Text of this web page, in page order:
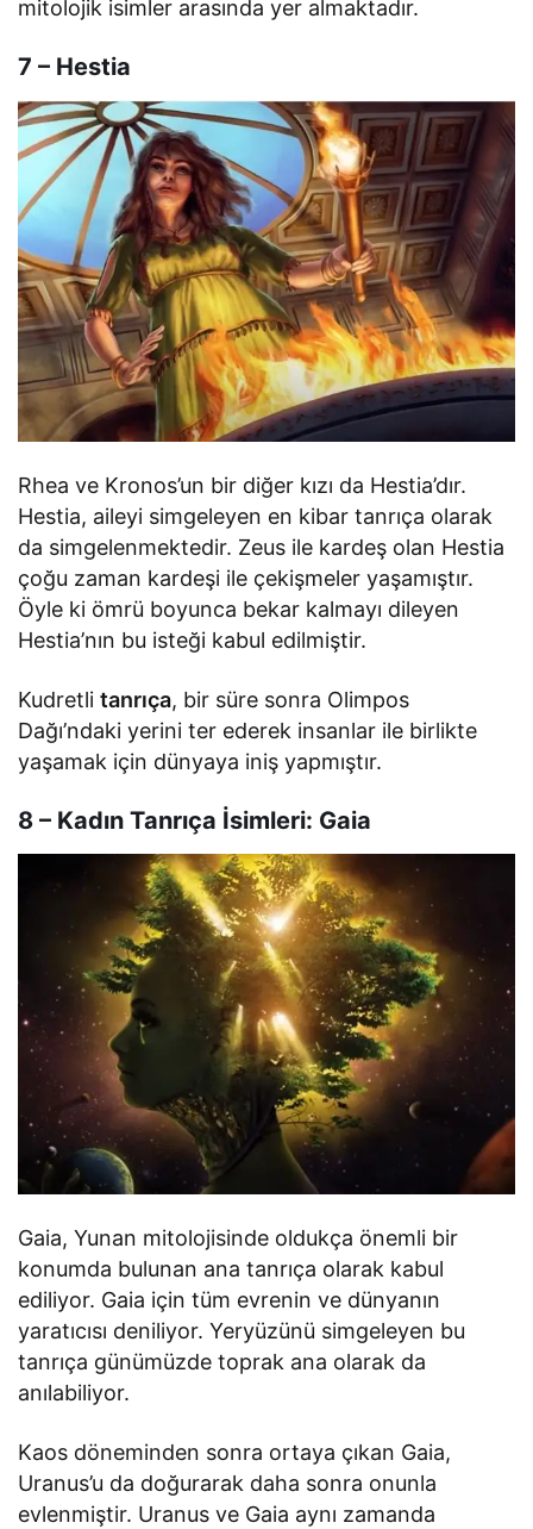
mitolojik isimler arasında yer almaktadır.
7 – Hestia
Rhea ve Kronos’un bir diğer kızı da Hestia’dır.
Hestia, aileyi simgeleyen en kibar tanrıça olarak
da simgelenmektedir. Zeus ile kardeş olan Hestia
çoğu zaman kardeşi ile çekişmeler yaşamıştır.
Öyle ki ömrü boyunca bekar kalmayı dileyen
Hestia’nın bu isteği kabul edilmiştir.
Kudretlitanrıça, bir süre sonra Olimpos
Dağı’ndaki yerini ter ederek insanlar ile birlikte
yaşamak için dünyaya iniş yapmıştır.
8 – Kadın Tanrıça İsimleri: Gaia
Gaia, Yunan mitolojisinde oldukça önemli bir
konumda bulunan ana tanrıça olarak kabul
ediliyor. Gaia için tüm evrenin ve dünyanın
yaratıcısı deniliyor. Yeryüzünü simgeleyen bu
tanrıça günümüzde toprak ana olarak da
anılabiliyor.
Kaos döneminden sonra ortaya çıkan Gaia,
Uranus’u da doğurarak daha sonra onunla
evlenmiştir. Uranus ve Gaia aynı zamanda